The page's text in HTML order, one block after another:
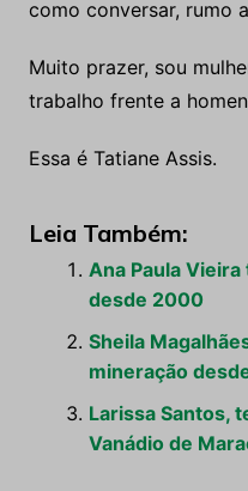
como conversar, rumo
Muito prazer, sou
trabalho frente a
Essa é Tatiane Assis.
Leia Também:
Ana Paula
desde 2000
Sheila
mineração
Larissa Santos,
Vanádio de